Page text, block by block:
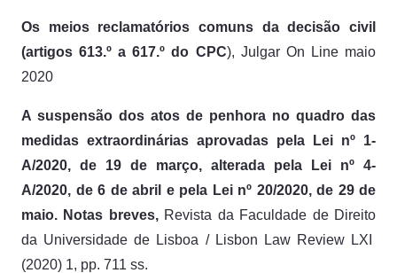
Os meios reclamatórios comuns da decisão civil
(artigos 613.º a 617.º do CPC), Julgar On Line maio
2020
A suspensão dos atos de penhora no quadro das
medidas extraordinárias aprovadas pela Lei nº 1-
A/2020, de 19 de março, alterada pela Lei nº 4-
A/2020, de 6 de abril e pela Lei nº 20/2020, de 29 de
maio. Notas breves, Revista da Faculdade de Direito
da Universidade de Lisboa / Lisbon Law Review LXI
(2020) 1, pp. 711 ss.